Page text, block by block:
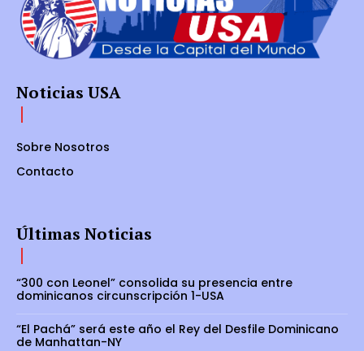
Noticias USA
Sobre Nosotros
Contacto
Últimas Noticias
“300 con Leonel” consolida su presencia entre
dominicanos circunscripción 1-USA
“El Pachá” será este año el Rey del Desfile Dominicano
de Manhattan-NY